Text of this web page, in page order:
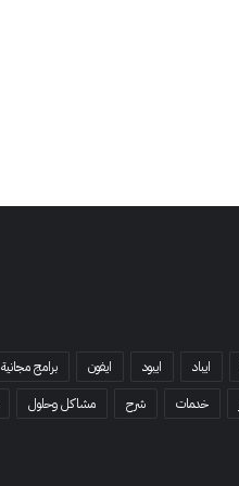
ايباد ايبود ايفون برامج مجانية
خدمات شرح مشاكل وحلول